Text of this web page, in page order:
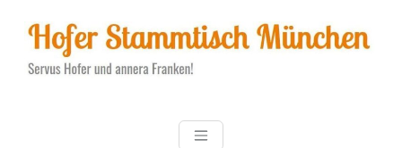
Inhalt
springen
Hofer